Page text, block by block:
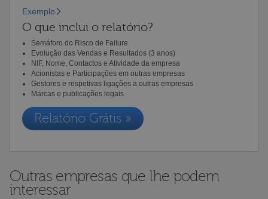
Exemplo
O que inclui o relatório?
Semáforo do Risco de Failure
Evolução das Vendas e Resultados (3 anos)
NIF, Nome, Contactos e Atividade da empresa
Acionistas e Participações em outras empresas
Gestores e respetivas ligações a outras empresas
Marcas e publicações legais
Relatório Grátis »
Outras empresas que lhe podem
interessar